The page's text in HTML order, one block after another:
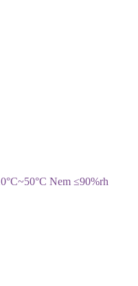
Nem ≤90%rh